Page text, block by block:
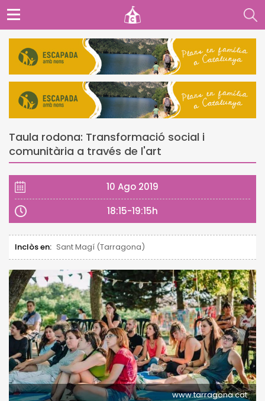
Taula rodona: Transformació social i
comunitària a través de l'art
10 Ago 2019
18:15-19:15h
Inclòs en: Sant Magí (Tarragona)
www.tarragona.cat